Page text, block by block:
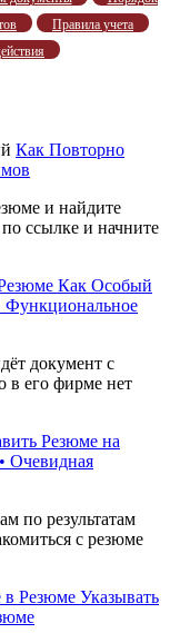
Правила учета
Как Повторно
и найдите
ссылке и начните
Как Особый
Функциональное
документ с
в его фирме нет
Резюме на
Очевидная
по результатам
с резюме
в Резюме Указывать